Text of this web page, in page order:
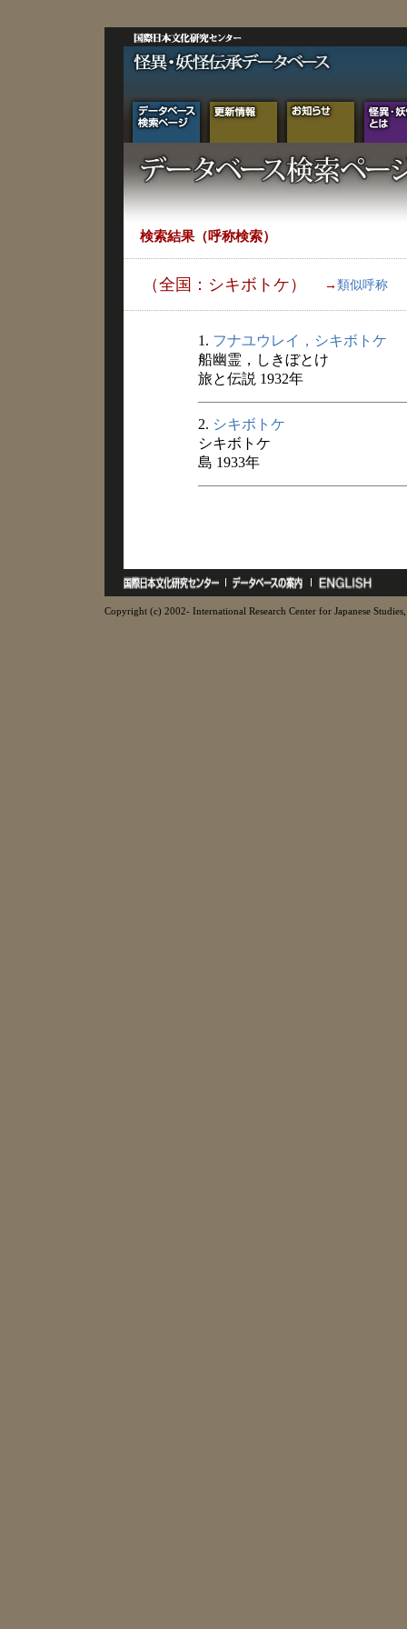
検索結果（呼称検索）
（全国：シキボトケ） → 類似呼称
1. フナユウレイ，シキボトケ
船幽霊，しきぼとけ
旅と伝説 1932年
2. シキボトケ
シキボトケ
島 1933年
Copyright (c) 2002- International Research Center for Japanese